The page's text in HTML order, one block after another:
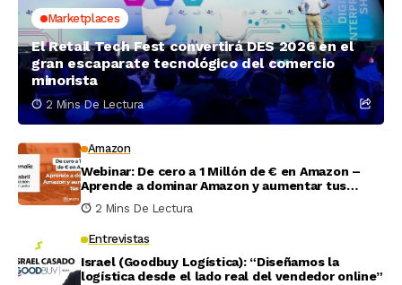
Marketplaces
El Retail Tech Fest convertirá DES 2026 en el
gran escaparate tecnológico del comercio
minorista
2 Mins De Lectura
Amazon
Webinar: De cero a 1 Millón de € en Amazon –
Aprende a dominar Amazon y aumentar tus
ventas
2 Mins De Lectura
Entrevistas
Israel (Goodbuy Logística): “Diseñamos la
logística desde el lado real del vendedor online”